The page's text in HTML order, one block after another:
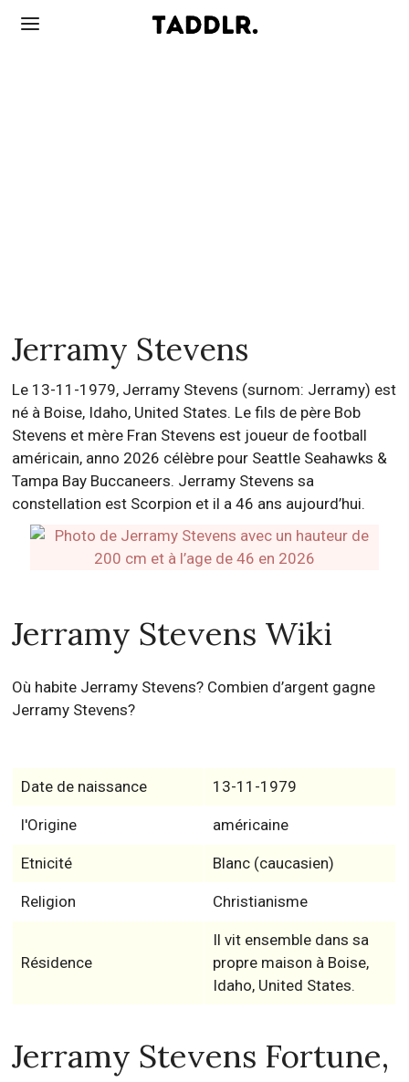
Jerramy Stevens
Le 13-11-1979, Jerramy Stevens (surnom: Jerramy) est
né à Boise, Idaho, United States. Le fils de père Bob
Stevens et mère Fran Stevens est joueur de football
américain, anno 2026 célèbre pour Seattle Seahawks &
Tampa Bay Buccaneers. Jerramy Stevens sa
constellation est Scorpion et il a 46 ans aujourd’hui.
Jerramy Stevens Wiki
Où habite Jerramy Stevens? Combien d’argent gagne
Jerramy Stevens?
Date de naissance 13-11-1979
l'Origine américaine
Etnicité Blanc (caucasien)
Religion Christianisme
Résidence
Il vit ensemble dans sa
propre maison à Boise,
Idaho, United States.
Jerramy Stevens Fortune,